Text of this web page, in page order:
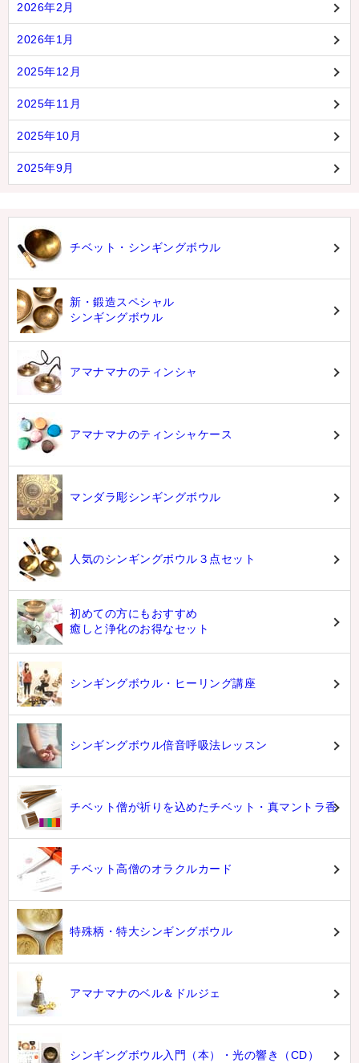
2026年2月
2026年1月
2025年12月
2025年11月
2025年10月
2025年9月
チベット・シンギングボウル
新・鍛造スペシャル
シンギングボウル
アマナマナのティンシャ
アマナマナのティンシャケース
マンダラ彫シンギングボウル
人気のシンギングボウル３点セット
初めての方にもおすすめ
癒しと浄化のお得なセット
シンギングボウル・ヒーリング講座
シンギングボウル倍音呼吸法レッスン
チベット僧が祈りを込めたチベット・真マントラ香
チベット高僧のオラクルカード
特殊柄・特大シンギングボウル
アマナマナのベル＆ドルジェ
シンギングボウル入門（本）・光の響き（CD）